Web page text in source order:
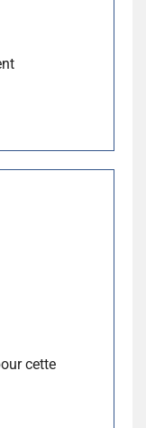
cette